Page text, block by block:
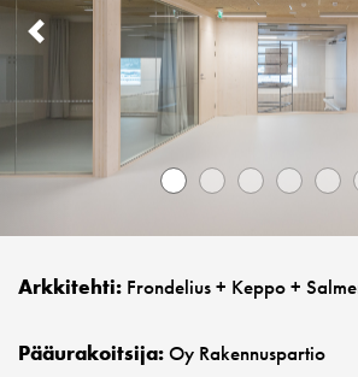
PREVIOUS
Arkkitehti: Frondelius + Keppo +
Pääurakoitsija:Oy Rakennuspartio